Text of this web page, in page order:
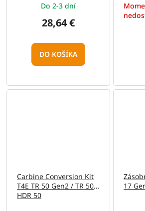
Do 2-3 dní
28,64 €
DO KOŠÍKA
Carbine Conversion Kit
T4E TR 50 Gen2 / TR 50 /
HDR 50
17